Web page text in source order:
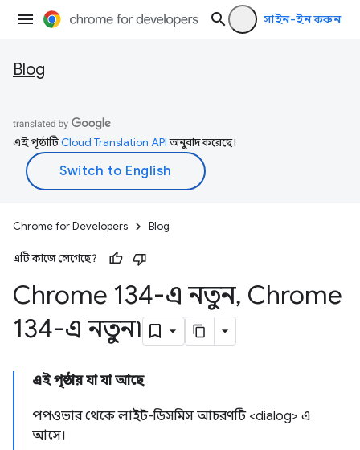
সাইন-ইন করুন
Blog
এই পৃষ্ঠাটিCloud Translation APIঅনুবাদ করেছে।
Chrome for Developers Blog
এটি কাজে লেগেছে?
Chrome 134-এ নতুন, Chrome
134-এ নতুন৷
এই পৃষ্ঠায় যা যা আছে
পপওভার থেকে লাইট-ডিসমিস আচরণটি <dialog> এ
আসে।